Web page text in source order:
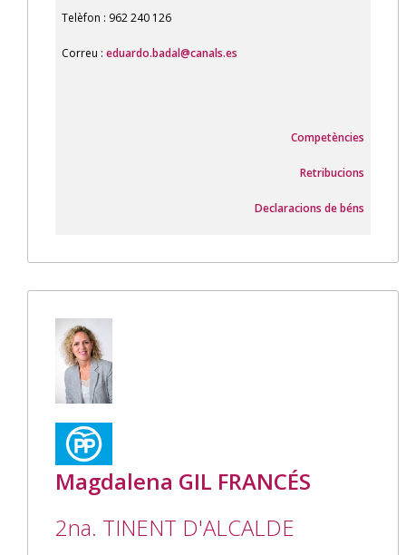
Telèfon : 962 240 126
Correu : eduardo.badal@canals.es
Competències
Retribucions
Declaracions de béns
Magdalena GIL FRANCÉS
2na. TINENT D'ALCALDE